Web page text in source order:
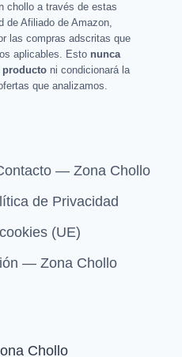
chollo a través de estas
de Afiliado de Amazon,
las compras adscritas que
aplicables. Esto nunca
producto ni condicionará la
que analizamos.
— Zona Chollo
de Privacidad
(UE)
— Zona Chollo
Chollo